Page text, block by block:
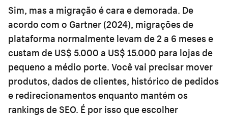
Sim, mas a migração é cara e demorada. De
acordo com o Gartner (2024), migrações de
plataforma normalmente levam de 2 a 6 meses e
custam de US$ 5.000 a US$ 15.000 para lojas de
pequeno a médio porte. Você vai precisar mover
produtos, dados de clientes, histórico de pedidos
e redirecionamentos enquanto mantém os
rankings de SEO. É por isso que escolher